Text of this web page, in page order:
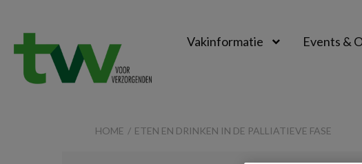
Vakinformatie Events &
HOME ETEN EN DRINKEN IN DE PALLIATIEVE FASE